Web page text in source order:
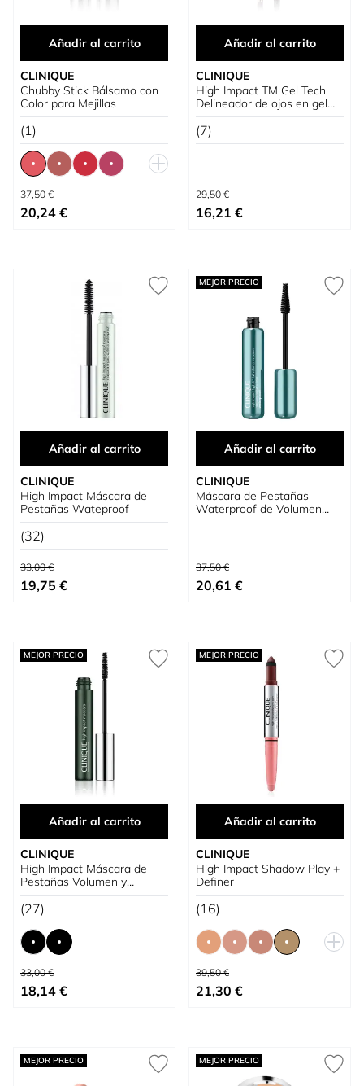
Añadir al carrito
CLINIQUE
Chubby Stick Bálsamo con
Color para Mejillas
(1)
Precio habitual
37,50 €
Tan bajo como
20,24 €
Añadir al carrito
CLINIQUE
High Impact TM Gel Tech
Delineador de ojos en gel
24h ultrapigmentado
(7)
Precio habitual
29,50 €
Precio especial
16,21 €
Añadir al carrito
CLINIQUE
High Impact Máscara de
Pestañas Wateproof
(32)
Precio habitual
33,00 €
Precio especial
19,75 €
MEJOR PRECIO
Añadir al carrito
CLINIQUE
Máscara de Pestañas
Waterproof de Volumen
Precio habitual
37,50 €
Precio especial
20,61 €
MEJOR PRECIO
Añadir al carrito
CLINIQUE
High Impact Máscara de
Pestañas Volumen y
Definición
(27)
Precio habitual
33,00 €
Tan bajo como
18,14 €
MEJOR PRECIO
Añadir al carrito
CLINIQUE
High Impact Shadow Play +
Definer
(16)
Precio habitual
39,50 €
Tan bajo como
21,30 €
MEJOR PRECIO MEJOR PRECIO